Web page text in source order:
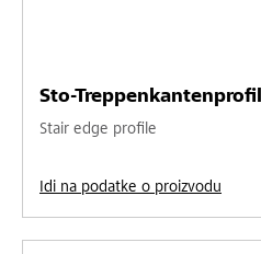
Sto-
Stair edge profile
Idi na podatke o proizvodu